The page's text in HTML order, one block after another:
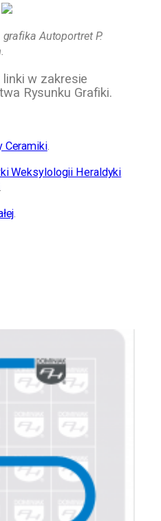
Autoportret P.
w zakresie
Rysunku Grafiki.
Ceramiki.
Weksylologii Heraldyki
.